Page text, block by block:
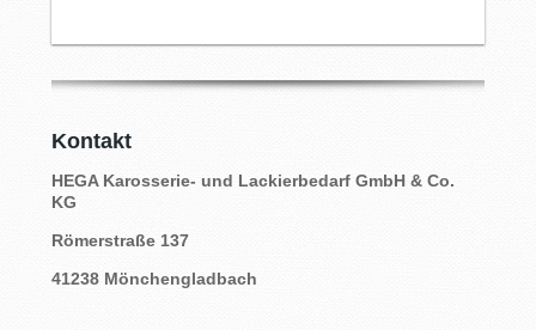
Kontakt
HEGA Karosserie- und Lackierbedarf GmbH & Co.
KG
Römerstraße 137
41238 Mönchengladbach